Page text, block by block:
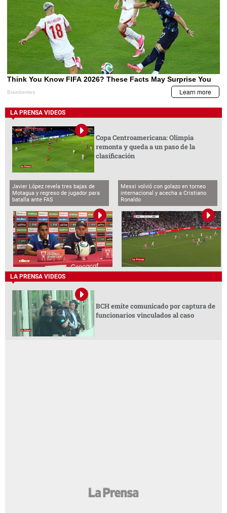
LA PRENSA VIDEOS
Copa Centroamericana: Olimpia
remonta y queda a un paso de la
clasificación
Javier López revela tres bajas de
Motagua y regreso de jugador para
batalla ante FAS
Messi volvió con golazo en torneo
internacional y acecha a Cristiano
Ronaldo
LA PRENSA VIDEOS
BCH emite comunicado por captura de
funcionarios vinculados al caso